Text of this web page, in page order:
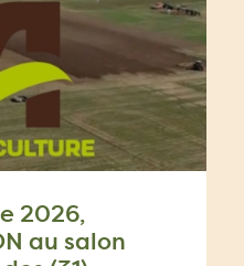
2026,
au salon